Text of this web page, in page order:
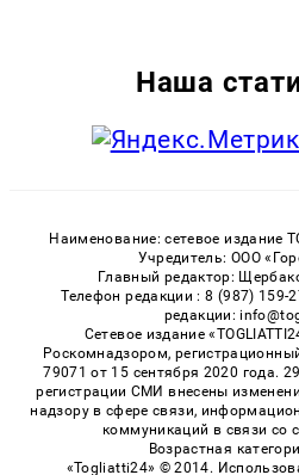
Наша
Наименование: сетевое издание
Учредитель: ООО
Главный редактор:
Телефон редакции : 8 (987) 159-
редакции:
Сетевое издание
Роскомнадзором,
79071 от 15 сентября 2020 года.
регистрации СМИ внесены
надзору в сфере связи,
коммуникаций в связи со
Возрастная
«Togliatti24» © 2014.